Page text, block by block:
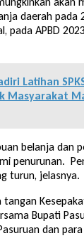
daerah pada
pada APBD
Latihan
Masyarakat
belanja dan
penurunan.
turun, jelasnya.
Bupati
dan